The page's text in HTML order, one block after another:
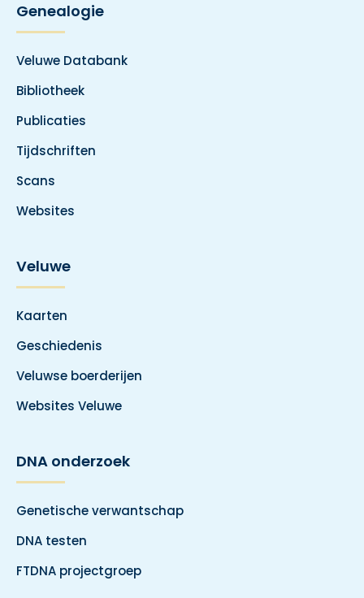
Genealogie
Veluwe Databank
Bibliotheek
Publicaties
Tijdschriften
Scans
Websites
Veluwe
Kaarten
Geschiedenis
Veluwse boerderijen
Websites Veluwe
DNA onderzoek
Genetische verwantschap
DNA testen
FTDNA projectgroep